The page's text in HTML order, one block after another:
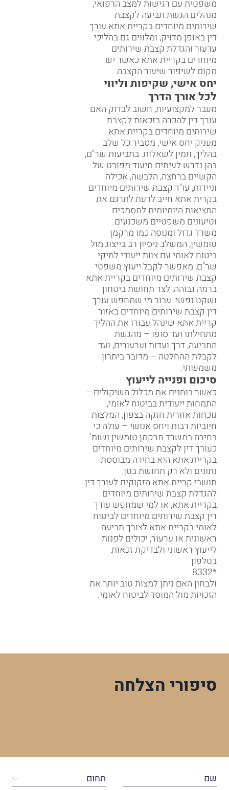
משפטית עם רגישות למצב הרפואי,
מנהלים הגשת תביעה לקצבת
שירותים מיוחדים בקריית אתא עורך
דין באופן מדויק, ומלווים גם בהליכי
ערעור והגדלת קצבת שירותים
מיוחדים בקריית אתא כאשר יש
מקום לשיפור שיעור הקצבה.
יחס אישי, שקיפות וליווי
לכל אורך הדרך
מעבר למקצועיות, חשוב לבדוק האם
עורך דין להכרה בזכאות לקצבת
שירותים מיוחדים בקריית אתא
מעניק יחס אישי, מסביר כל שלב
בהליך, וזמין לשאלות. בתביעות שר"ם,
בהן נדרש לעיתים תיעוד מפורט של
הקשיים ברחצה, הלבשה, אכילה
וניידות, עו"ד קצבת שירותים מיוחדים
בקרית אתא חייב לדעת לתרגם את
המציאות היומיומית למסמכים
וטיעונים משפטיים משכנעים.
משרד גדול ומנוסה כמו מרקמן
טומשין, המשלב ניסיון רב בייצוג מול
ביטוח לאומי עם צוות ייעודי לתיקי
שר"ם, מאפשר לקבל ייעוץ משפטי
קצבת שירותים מיוחדים בקריית אתא
ברמה גבוהה, לצד תחושת ביטחון
ושקט נפשי. עבור מי שמחפש עורך
דין קצבת שירותים מיוחדים באזור
קריית אתא שינהל עבורו את ההליך
מתחילתו ועד סופו – מהגשת
התביעה, דרך ועדות וערעורים, ועד
לקבלת ההחלטה – מדובר ביתרון
משמעותי.
סיכום ופנייה לייעוץ
כאשר בוחנים את מכלול השיקולים –
התמחות ייעודית בביטוח לאומי,
נוכחות אזורית חזקה בצפון, המלצות
חיוביות רבות ויחס אנושי – עולה כי
בחירה במשרד מרקמן טומשין ושות'
כעורך דין לקצבת שירותים מיוחדים
בקריית אתא היא בחירה מבוססת
נתונים ולא רק תחושת בטן.
תושבי קריית אתא הזקוקים לעורך דין
להגדלת קצבת שירותים מיוחדים
בקריית אתא, או למי שמחפש עורך
דין קצבת שירותים מיוחדים לביטוח
לאומי בקריית אתא לצורך תביעה
ראשונית או ערעור, יכולים לפנות
לייעוץ ראשוני ולבדיקת זכאות
בטלפון
*8332
ולבחון האם ניתן למצות טוב יותר את
הזכויות מול המוסד לביטוח לאומי.
סיפורי הצלחה